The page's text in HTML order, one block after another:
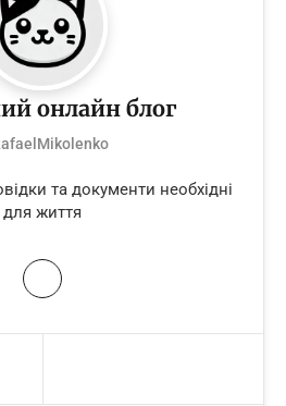
онлайн блог
та документи необхідні
для життя